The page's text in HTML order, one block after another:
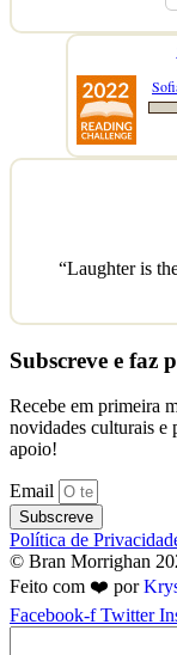
“Laughter is
Subscreve e faz
Recebe em primeira
novidades culturais e
apoio!
Email
Subscreve
Política de
© Bran Morrighan
Feito com ❤️ por
Facebook-f Twitter